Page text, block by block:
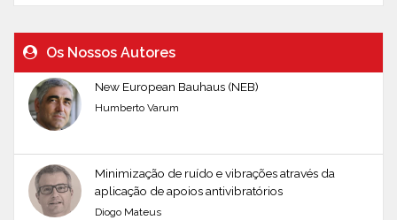
Os Nossos Autores
New European Bauhaus (NEB)
Humberto Varum
Minimização de ruído e vibrações através da
aplicação de apoios antivibratórios
Diogo Mateus